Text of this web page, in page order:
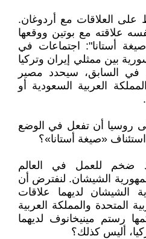
العلاقات مع أردوغان.
علاقته مع بوتين ووقعها
أستانا": اجتماعات في
بين ممثلي إيران وتركيا
في السابق، سيحدد مصير
العربية السعودية أو
روسيا أن تفعل في الوضع
«صيغة أستانا»؟
ضخم للعمل في العالم
الشيشان. لنفترض أن
الشيشان لديهما علاقات
المتحدة والمملكة العربية
رستم مينيخانوف لديهما
أليس كذلك؟